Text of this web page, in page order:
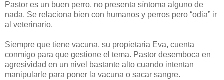
Pastor es un buen perro, no presenta síntoma alguno de
nada. Se relaciona bien con humanos y perros pero “odia” ir
al veterinario.
Siempre que tiene vacuna, su propietaria Eva, cuenta
conmigo para que gestione el tema. Pastor desemboca en
agresividad en un nivel bastante alto cuando intentan
manipularle para poner la vacuna o sacar sangre.